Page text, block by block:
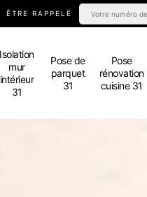
ÊTRE RAPPELÉ
Isolation
mur
intérieur
31
Pose de
parquet
31
Pose
rénovation
cuisine 31